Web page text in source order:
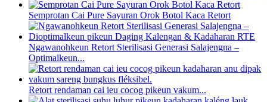
Semprotan Cai Pure Sayuran Orok Botol Kaca Retort
Ngawanohkeun Retort Sterilisasi Generasi Salajengna –
Optimalkeun...
Retort rendaman cai ieu cocog pikeun vakum...